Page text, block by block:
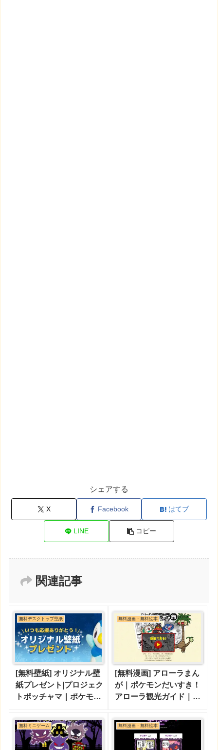
シェアする
X Facebook はてブ
LINE コピー
関連記事
無料デスクトップ壁紙
[無料壁紙] オリジナル壁
紙プレゼント|プロジェク
トポッチャマ｜ポケモン
無料漫画・無料絵本
[無料漫画] アローラまん
が｜ポケモンだいすき！
アローラ観光ガイド｜ポ
無料ミニゲーム 無料漫画・無料絵本